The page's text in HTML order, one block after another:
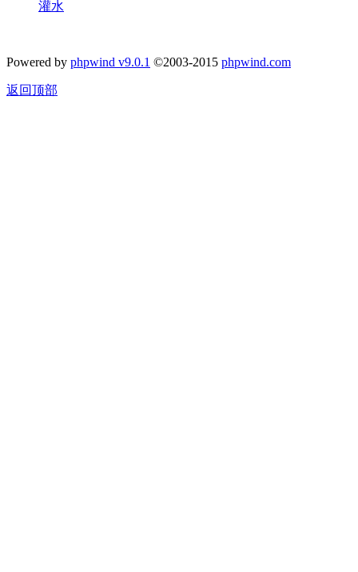
灌水
Powered by phpwind v9.0.1 ©2003-2015 phpwind.com
返回顶部